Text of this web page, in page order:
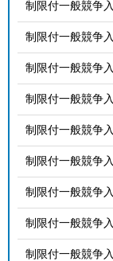
制限付一般競争
制限付一般競争
制限付一般競争
制限付一般競争
制限付一般競争
制限付一般競争
制限付一般競争
制限付一般競争
制限付一般競争